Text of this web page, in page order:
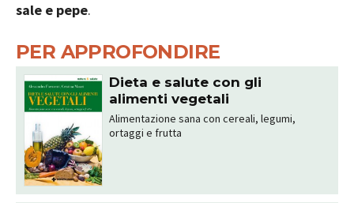
sale e pepe.
PER APPROFONDIRE
Dieta e salute con gli
alimenti vegetali
Alimentazione sana con cereali, legumi,
ortaggi e frutta